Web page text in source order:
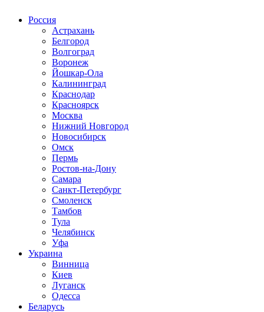
Россия
Астрахань
Белгород
Волгоград
Воронеж
Йошкар-Ола
Калининград
Краснодар
Красноярск
Москва
Нижний Новгород
Новосибирск
Омск
Пермь
Ростов-на-Дону
Самара
Санкт-Петербург
Смоленск
Тамбов
Тула
Челябинск
Уфа
Украина
Винница
Киев
Луганск
Одесса
Беларусь